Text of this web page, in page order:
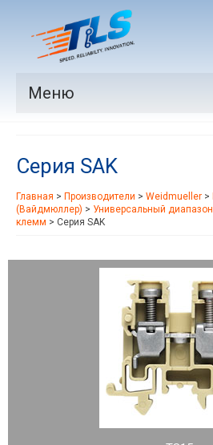
Меню
Производители
Рынки
Серия SAK
Главная > Производители > Weidmueller >
(Вайдмюллер) > Универсальный диапазон
клемм > Серия SAK